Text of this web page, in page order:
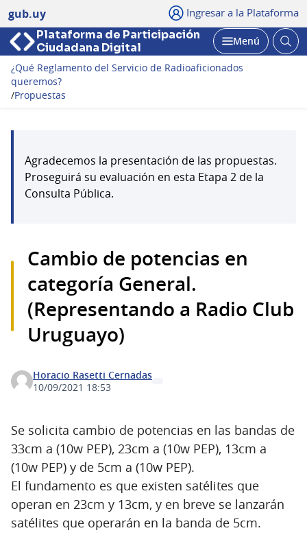
gub.uy Ingresar a la Plataforma
Plataforma de Participación
Ciudadana Digital
Abrir
Menú
¿Qué Reglamento del Servicio de Radioaficionados
queremos?
/Propuestas
Agradecemos la presentación de las propuestas.
Proseguirá su evaluación en esta Etapa 2 de la
Consulta Pública.
Cambio de potencias en
categoría General.
(Representando a Radio Club
Uruguayo)
Horacio Rasetti Cernadas
10/09/2021 18:53
Se solicita cambio de potencias en las bandas de
33cm a (10w PEP), 23cm a (10w PEP), 13cm a
(10w PEP) y de 5cm a (10w PEP).
El fundamento es que existen satélites que
operan en 23cm y 13cm, y en breve se lanzarán
satélites que operarán en la banda de 5cm.